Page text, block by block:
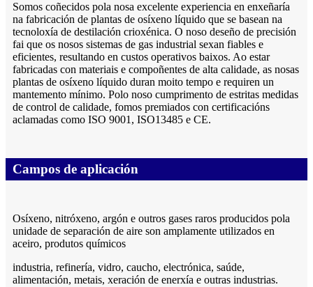
Somos coñecidos pola nosa excelente experiencia en enxeñaría
na fabricación de plantas de osíxeno líquido que se basean na
tecnoloxía de destilación crioxénica. O noso deseño de precisión
fai que os nosos sistemas de gas industrial sexan fiables e
eficientes, resultando en custos operativos baixos. Ao estar
fabricadas con materiais e compoñentes de alta calidade, as nosas
plantas de osíxeno líquido duran moito tempo e requiren un
mantemento mínimo. Polo noso cumprimento de estritas medidas
de control de calidade, fomos premiados con certificacións
aclamadas como ISO 9001, ISO13485 e CE.
Campos de aplicación
Osíxeno, nitróxeno, argón e outros gases raros producidos pola
unidade de separación de aire son amplamente utilizados en
aceiro, produtos químicos
industria, refinería, vidro, caucho, electrónica, saúde,
alimentación, metais, xeración de enerxía e outras industrias.